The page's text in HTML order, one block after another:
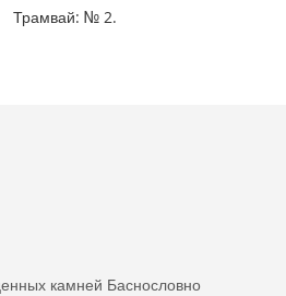
Трамвай: № 2.
камней Баснословно